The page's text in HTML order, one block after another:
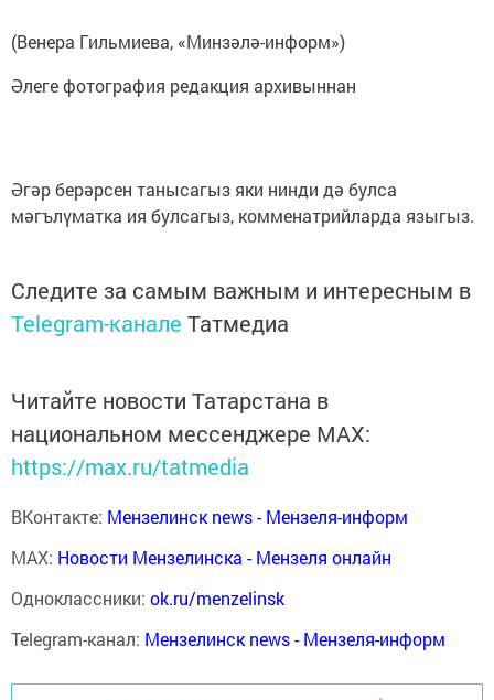
(Венера Гильмиева, «Минзәлә-информ»)
Әлеге фотография редакция архивыннан
Әгәр берәрсен танысагыз яки нинди дә булса
мәгълүматка ия булсагыз, комменатрийларда языгыз.
Следите за самым важным и интересным в
Telegram-канале Татмедиа
Читайте новости Татарстана в
национальном мессенджере MАХ:
https://max.ru/tatmedia
ВКонтакте: Мензелинск news - Мензеля-информ
MAX: Новости Мензелинска - Мензеля онлайн
Одноклассники: ok.ru/menzelinsk
Telegram-канал: Мензелинск news - Мензеля-информ